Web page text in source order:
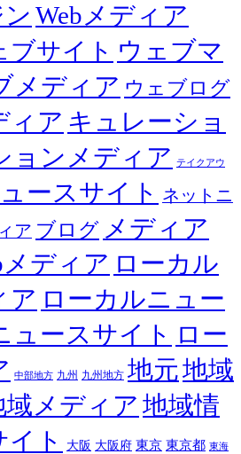
Webメディア
ブサイト ウェブマ
メディア ウェブログ
ィア キュレーショ
ョンメディア テイクアウ
ースサイト ネットニ
ア ブログ メディア
ディア ローカル
ア ローカルニュー
ュースサイト ロー
中部地方 九州 九州地方 地元地域
域メディア 地域情
ト 大阪 大阪府 東京 東京都 東海